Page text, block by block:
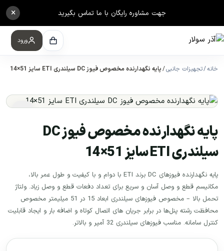
جهت مشاوره رایگان با ما تماس بگیرید ×
ورود
خانه تجهیزات جانبی پایه نگهدارنده مخصوص فیوز DC سیلندری ETI سایز 51×14
پایه نگهدارنده مخصوص فیوز DC
سیلندری ETI سایز 51×14
پایه نگهدارنده فیوزهای DC برند ETI با دوام و با کیفیت و طول عمر بالا،
مکانیسم قطع و وصل آسان و سریع برای تعداد دفعات قطع و وصل زیاد. ولتاژ
تحمل بالا – مخصوص فیوزهای سیلندری ابعاد 15 در 51 میلیمتر مخصوص
محافظت رشته پنل‌ها در برابر جریان های اتصال کوتاه و اضافه بار و ایجاد قابلیت
کنترل سامانه. مناسب فیوزهای سیلندری 32 آمپر و بالاتر.